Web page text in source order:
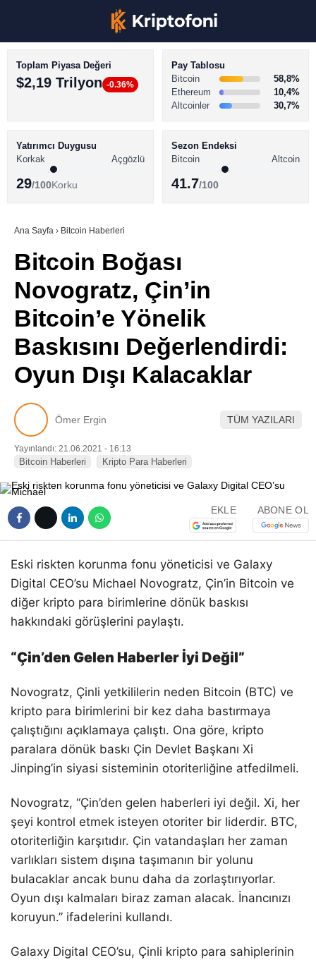
LinkedIn
Telegram
BİTCOİN HABERLERİ
ALTCOİN HABERLERİ
SÖZLÜK
Toplam Piyasa Değeri
$2,19 Trilyon -0.36%
Pay Tablosu
Bitcoin
58,8%
Ethereum
10,4%
Altcoinler
30,7%
Yatırımcı Duygusu
Korkak
Açgözlü
29/100Korku
Sezon Endeksi
Bitcoin
Altcoin
41.7/100
Ana Sayfa › Bitcoin Haberleri
Bitcoin Boğası
Novogratz, Çin’in
Bitcoin’e Yönelik
Baskısını Değerlendirdi:
Oyun Dışı Kalacaklar
Ömer Ergin TÜM YAZILARI
Yayınlandı: 21.06.2021 - 16:13
Bitcoin Haberleri Kripto Para Haberleri
EKLE ABONE OL
Eski riskten korunma fonu yöneticisi ve Galaxy
Digital CEO’su Michael Novogratz, Çin’in Bitcoin ve
diğer kripto para birimlerine dönük baskısı
hakkındaki görüşlerini paylaştı.
“Çin’den Gelen Haberler İyi Değil”
Novogratz, Çinli yetkililerin neden Bitcoin (BTC) ve
kripto para birimlerini bir kez daha bastırmaya
çalıştığını açıklamaya çalıştı. Ona göre, kripto
paralara dönük baskı Çin Devlet Başkanı Xi
Jinping’in siyasi sisteminin otoriterliğine atfedilmeli.
Novogratz, “Çin’den gelen haberleri iyi değil. Xi, her
şeyi kontrol etmek isteyen otoriter bir liderdir. BTC,
otoriterliğin karşıtıdır. Çin vatandaşları her zaman
varlıkları sistem dışına taşımanın bir yolunu
bulacaklar ancak bunu daha da zorlaştırıyorlar.
Oyun dışı kalmaları biraz zaman alacak. İnancınızı
koruyun.” ifadelerini kullandı.
Galaxy Digital CEO’su, Çinli kripto para sahiplerinin